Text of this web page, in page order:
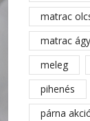
matrac
matrac
meleg
pihenés
párna